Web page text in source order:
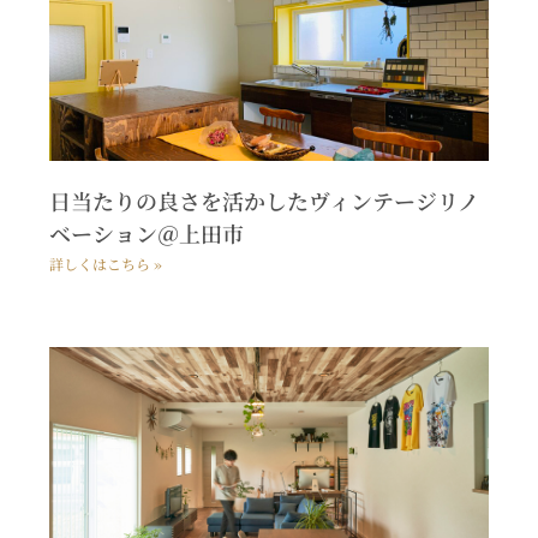
日当たりの良さを活かしたヴィンテージリノ
ベーション＠上田市
詳しくはこちら »